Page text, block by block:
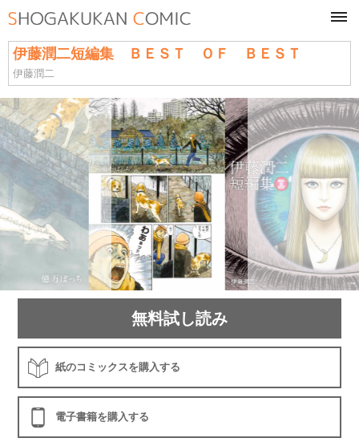
伊藤潤二短編集 ＢＥＳＴ ＯＦ ＢＥＳＴ
伊藤潤二
無料試し読み
紙のコミックスを購入する
電子書籍を購入する